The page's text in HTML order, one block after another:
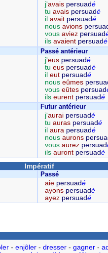
j'avais persuadé
tu avais persuadé
il avait persuadé
nous avions
vous aviez persuad
ils avaient persuadé
Passé antérieur
j'eus persuadé
tu eus persuadé
il eut persuadé
nous eûmes
vous eûtes persuad
ils eurent persuadé
Futur antérieur
j'aurai persuadé
tu auras persuadé
il aura persuadé
nous aurons
vous aurez persuad
ils auront persuadé
Impératif
Passé
aie persuadé
ayons persuadé
ayez persuadé
- enjôler- dresser- gagner-